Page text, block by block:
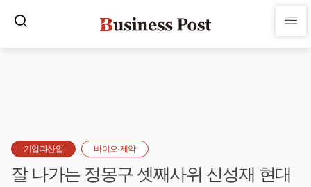
기업과산업 바이오·제약
잘 나가는 정몽구 셋째사위 신성재 현대